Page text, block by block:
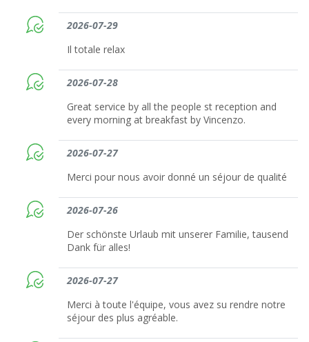
2026-07-29
Il totale relax
2026-07-28
Great service by all the people st reception and
every morning at breakfast by Vincenzo.
2026-07-27
Merci pour nous avoir donné un séjour de qualité
2026-07-26
Der schönste Urlaub mit unserer Familie, tausend
Dank für alles!
2026-07-27
Merci à toute l'équipe, vous avez su rendre notre
séjour des plus agréable.